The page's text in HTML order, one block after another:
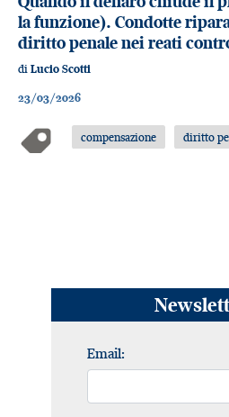
la funzione). Condotte
diritto penale nei reati
di Lucio Scotti
23/03/2026
compensazione diritto
Email: